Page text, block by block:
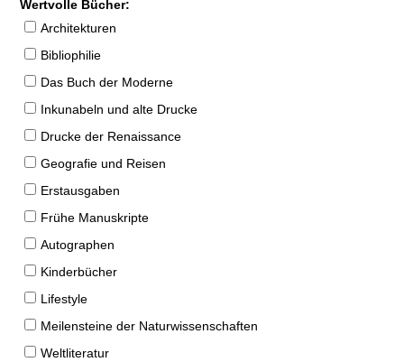
Wertvolle Bücher:
Architekturen
Bibliophilie
Das Buch der Moderne
Inkunabeln und alte Drucke
Drucke der Renaissance
Geografie und Reisen
Erstausgaben
Frühe Manuskripte
Autographen
Kinderbücher
Lifestyle
Meilensteine der Naturwissenschaften
Weltliteratur